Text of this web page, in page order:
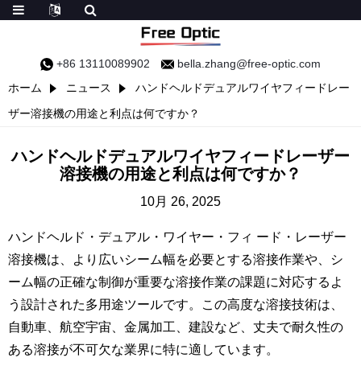
+86 13110089902
bella.zhang@free-optic.com
ホーム
ニュース
ハンドヘルドデュアルワイヤフィードレー
ザー溶接機の用途と利点は何ですか？
ハンドヘルドデュアルワイヤフィードレーザー
溶接機の用途と利点は何ですか？
10月 26, 2025
ハンドヘルド・デュアル・ワイヤー・フィ ード・レーザー
溶接機は、より広いシーム幅を必要とする溶接作業や、シ
ーム幅の正確な制御が重要な溶接作業の課題に対応するよ
う設計された多用途ツールです。この高度な溶接技術は、
自動車、航空宇宙、金属加工、建設など、丈夫で耐久性の
ある溶接が不可欠な業界に特に適しています。